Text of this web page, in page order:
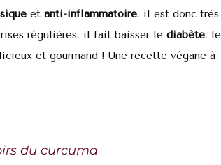
et anti-inflammatoire, il est donc très
régulières, il fait baisser le diabète, le
et gourmand ! Une recette végane à
du curcuma